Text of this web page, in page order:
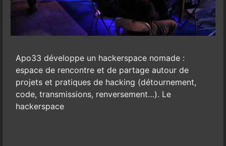
Apo33 développe un hackerspace nomade :
espace de rencontre et de partage autour de
projets et pratiques de hacking (détournement,
code, transmissions, renversement…). Le
hackerspace